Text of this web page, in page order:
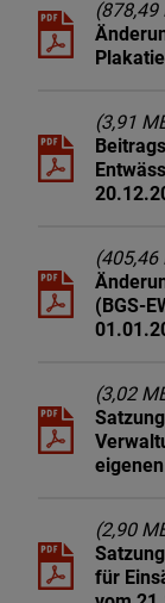
(878,49
(3,91
(405,46
(BGS-
(3,02
(2,90
für